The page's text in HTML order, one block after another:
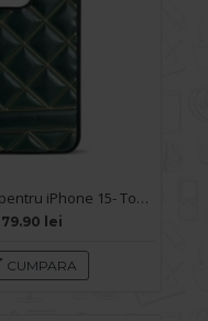
Husa spate pentru iPhone 15- Tomo case Verde
79.90 lei
CUMPARA